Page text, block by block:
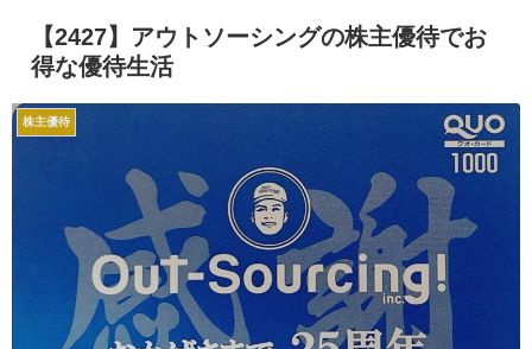
【2427】アウトソーシングの株主優待でお
得な優待生活
株主優待